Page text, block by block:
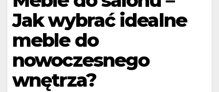
Jak wybrać idealne
meble do
nowoczesnego
wnętrza?